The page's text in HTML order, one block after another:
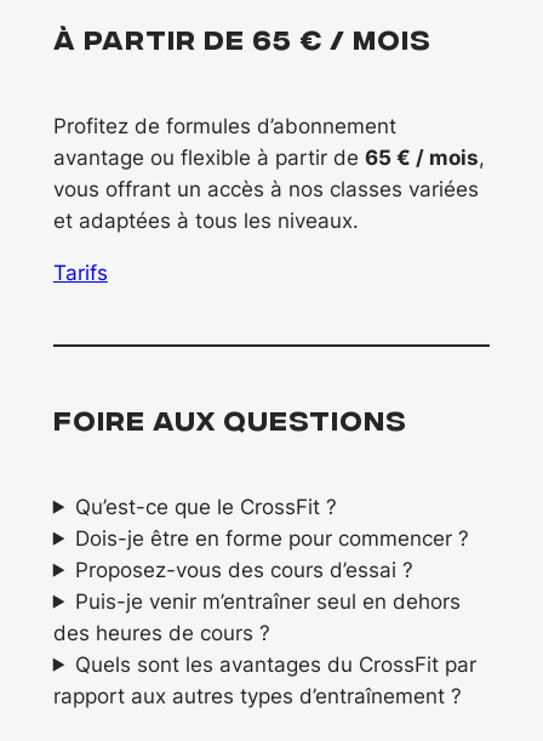
À partir de 65 € / mois
Profitez de formules d’abonnement
avantage ou flexible à partir de 65 € / mois,
vous offrant un accès à nos classes variées
et adaptées à tous les niveaux.
Tarifs
Foire aux questions
Qu’est-ce que le CrossFit ?
Dois-je être en forme pour commencer ?
Proposez-vous des cours d’essai ?
Puis-je venir m’entraîner seul en dehors
des heures de cours ?
Quels sont les avantages du CrossFit par
rapport aux autres types d’entraînement ?